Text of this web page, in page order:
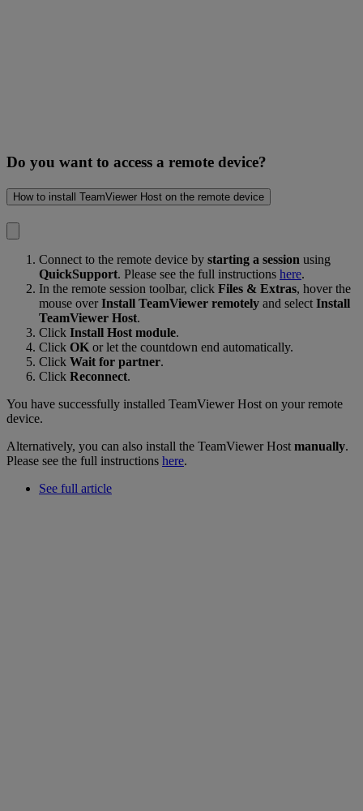
Do you want to access a remote device?
How to install TeamViewer Host on the remote device
Connect to the remote device by starting a session using
QuickSupport. Please see the full instructions here.
In the remote session toolbar, click Files & Extras, hover the
mouse overInstall TeamViewer remotely and select Install
TeamViewer Host.
Click Install Host module.
Click OK or let the countdown end automatically.
Click Wait for partner.
Click Reconnect.
You have successfully installed TeamViewer Host on your remote
device.
Alternatively, you can also install the TeamViewer Host manually.
Please see the full instructions here.
See full article